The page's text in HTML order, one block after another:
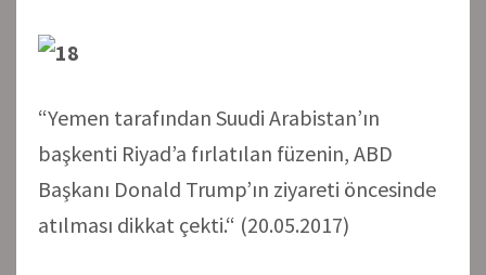
“Yemen tarafından Suudi Arabistan’ın
başkenti Riyad’a fırlatılan füzenin, ABD
Başkanı Donald Trump’ın ziyareti öncesinde
atılması dikkat çekti.“ (20.05.2017)